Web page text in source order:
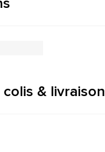
& livraison